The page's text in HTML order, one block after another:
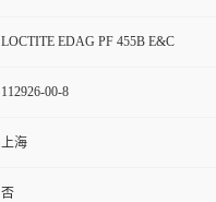
LOCTITE EDAG PF 455B E&C
112926-00-8
上海
否